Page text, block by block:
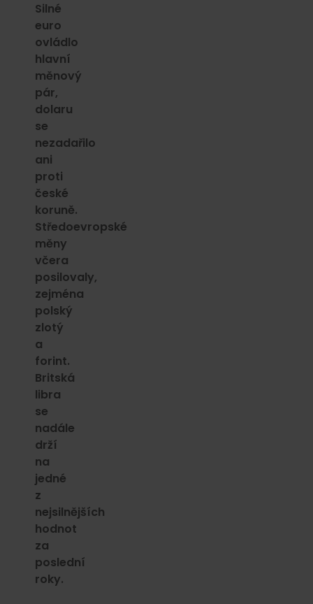
Silné
euro
ovládlo
hlavní
měnový
pár,
dolaru
se
nezadařilo
ani
proti
české
koruně.
Středoevropské
měny
včera
posilovaly,
zejména
polský
zlotý
a
forint.
Britská
libra
se
nadále
drží
na
jedné
z
nejsilnějších
hodnot
za
poslední
roky.